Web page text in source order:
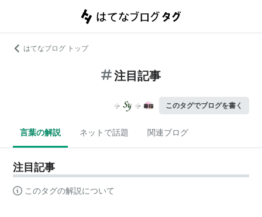
はてなブログ トップ
注目記事
このタグでブログを書く
言葉の解説 ネットで話題 関連ブログ
注目記事
このタグの解説について